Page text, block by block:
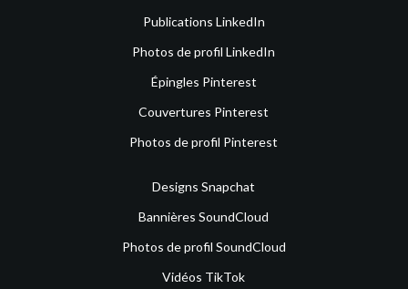
Publications LinkedIn
Photos de profil LinkedIn
Épingles Pinterest
Couvertures Pinterest
Photos de profil Pinterest
Designs Snapchat
Bannières SoundCloud
Photos de profil SoundCloud
Vidéos TikTok